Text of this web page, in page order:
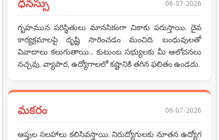
ధనస్సు 06-07-2026
గృహమున పరిస్థితులు మానసికంగా చికాకు పరుస్తాయి. దైవ
కార్యక్రమాలపై దృష్టి సారించడం మంచిది. బంధువులతో
వివాదాలు కలుగుతాయి... కుటుంబ సభ్యులకు మీ ఆలోచనలు
నచ్చవు. వ్యాపార, ఉద్యోగాలలో కష్టానికి తగిన ఫలితం ఉండదు.
మకరం 06-07-2026
ఆప్తుల సలహాలు కలిసివస్తాయి. నిరుద్యోగులకు నూతన ఉద్యోగ